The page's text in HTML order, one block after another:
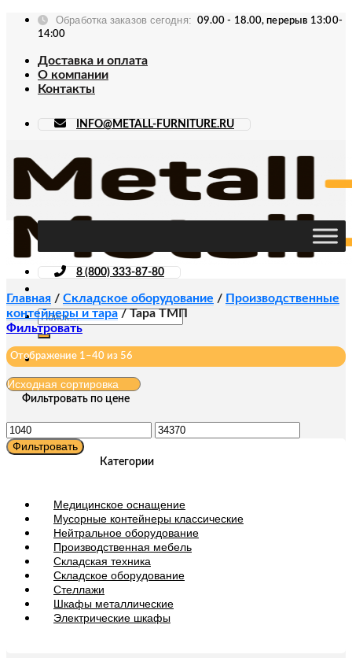
Skip
Обработка заказов сегодня:
09.00 - 18.00, перерыв 13:00-
14:00
Доставка и оплата
О компании
Контакты
INFO@METALL-FURNITURE.RU
Искать:
8 (800) 333-87-80
Главная / Складское оборудование / Производственные
контейнеры и тара /Тара ТМП
Фильтровать
Отображение 1–40 из 56
Фильтровать по цене
Минимальная
цена
Максимальная
цена
Фильтровать
Категории
Медицинское оснащение
Мусорные контейнеры классические
Нейтральное оборудование
Производственная мебель
Складская техника
Складское оборудование
Стеллажи
Шкафы металлические
Электрические шкафы